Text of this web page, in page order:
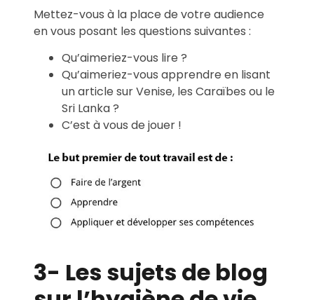
Mettez-vous à la place de votre audience
en vous posant les questions suivantes :
Qu’aimeriez-vous lire ?
Qu’aimeriez-vous apprendre en lisant
un article sur Venise, les Caraïbes ou le
Sri Lanka ?
C’est à vous de jouer !
3- Les sujets de blog